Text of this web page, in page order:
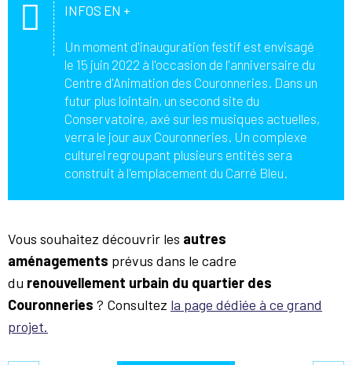
INFOS EN +
Un moment d'inauguration festif est envisagé
le 15 juin 2022 à l'occasion de l'anniversaire du
Centre d'Animation des Couronneries. Dans un
futur plus lointain, un second site du
Conservatoire, axé sur les musiques actuelles,
verra le jour aux Couronneries. Un complexe
culturel regroupant plusieurs entités sera
construit à l'emplacement du Carré Bleu.
Vous souhaitez découvrir les autres
aménagements prévus dans le cadre
du renouvellement urbain du quartier des
Couronneries ? Consultez la page dédiée à ce grand
projet.